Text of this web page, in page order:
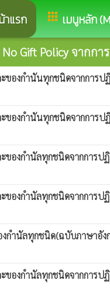
แรก apps เมนูหลัก
Gift Policy จากก
ะของกำนันทุกชนิดจากกา
ของกำนันทุกชนิดจากกา
ของกำนัลทุกชนิดจากกา
ของกำนัลทุกชนิดจากกา
งกำนัลทุกชนิด(ฉบับภาษาอั
ะของกำนัลทุกชนิดจากการ